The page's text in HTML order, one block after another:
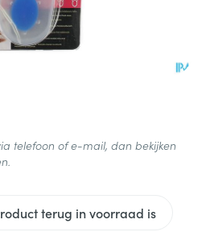
terug in voorraad is
telefoon of e-mail, dan bekijken